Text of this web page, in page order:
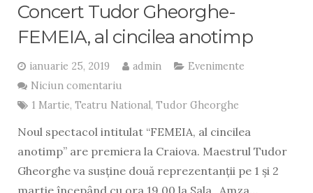
Concert Tudor Gheorghe-
FEMEIA, al cincilea anotimp
ianuarie 25, 2019 admin
Evenimente
Niciun comentariu
1 Martie, Teatru National, Tudor Gheorghe
Noul spectacol intitulat “FEMEIA, al cincilea
anotimp” are premiera la Craiova. Maestrul Tudor
Gheorghe va susține două reprezentanții pe 1 și 2
martie începând cu ora 19.00 la Sala „Amza…